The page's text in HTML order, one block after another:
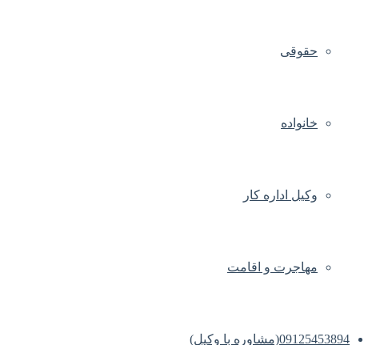
حقوقی
خانواده
وکیل اداره کار
مهاجرت و اقامت
09125453894(مشاوره با وکیل)